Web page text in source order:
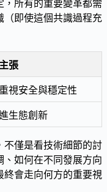
所有的重要變革都需
（即使這個共識過程充
主張
視安全與穩定性
生態創新
不僅是看技術細節的討
如何在不同發展方向
終會走向何方的重要視